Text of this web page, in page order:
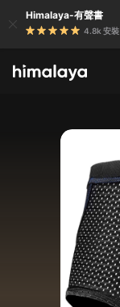
Himalaya-有聲書
4.8k 安裝